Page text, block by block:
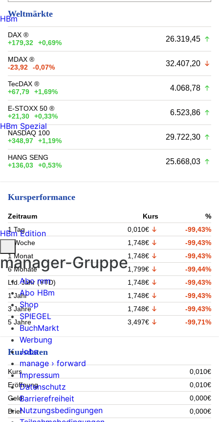
Weltmärkte
DAX ®
+179,32
+0,69% 26.319,45
MDAX ®
-23,92
-0,07% 32.407,20
TecDAX ®
+67,79
+1,69% 4.068,78
E-STOXX 50 ®
+21,30
+0,33% 6.523,86
NASDAQ 100
+348,97
+1,19% 29.722,30
HANG SENG
+136,03
+0,53% 25.668,03
Kursperformance
Zeitraum Kurs
%
1 Tag
0,010€
-99,43%
1 Woche
1,748€
-99,43%
1 Monat
1,748€
-99,43%
6 Monate
1,799€
-99,44%
Lfd. Jahr (YTD)
1,748€
-99,43%
1 Jahr
1,748€
-99,43%
3 Jahre
1,748€
-99,43%
5 Jahre
3,497€ -99,71%
Kursdaten
Kurs
0,010€
Eröffnung
0,010€
Geld
0,000€
Brief
0,000€
HBm
HBm Spezial
HBm Edition
manager-Gruppe
Abo mm
Abo HBm
Shop
SPIEGEL
BuchMarkt
Werbung
Jobs
manage › forward
Impressum
Datenschutz
Barrierefreiheit
Nutzungsbedingungen